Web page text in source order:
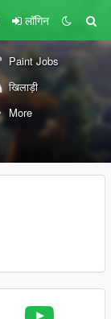
लॉगिन
Paint Jobs
खिलाड़ी
More